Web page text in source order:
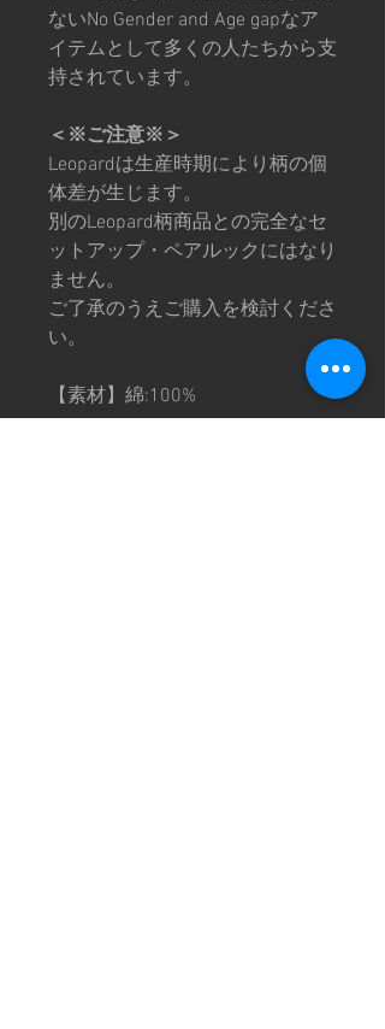
ないNo Gender and Age gapなア
イテムとして多くの人たちから支
持されています。
＜※ご注意※＞
Leopardは生産時期により柄の個
体差が生じます。
別のLeopard柄商品との完全なセ
ットアップ・ペアルックにはなり
ません。
ご了承のうえご購入を検討くださ
い。
【素材】綿:100%